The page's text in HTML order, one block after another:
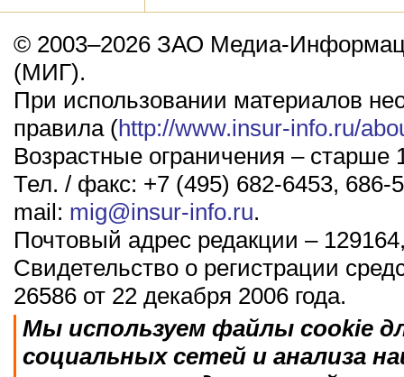
© 2003–2026 ЗАО Медиа-
(МИГ).
При использовании материалов
правила (http://www.insur-info.ru/
Возрастные ограничения – старше
Тел. / факс: +7 (495) 682-6453, 686-
mail: mig@insur-info.ru.
Почтовый адрес редакции –
Свидетельство о регистрации
26586 от 22 декабря 2006 года.
Мы используем файлы cookie
социальных сетей и анализа